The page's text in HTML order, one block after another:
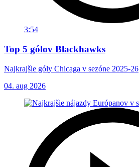
3:54
Top 5 gólov Blackhawks
Najkrajšie góly Chicaga v sezóne 2025-26
04. aug 2026